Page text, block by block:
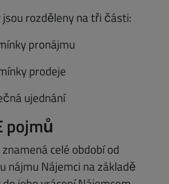
rozděleny na tři části:
pronájmu
prodeje
ujednání
pojmů
celé období od
nájmu Nájemci na základě